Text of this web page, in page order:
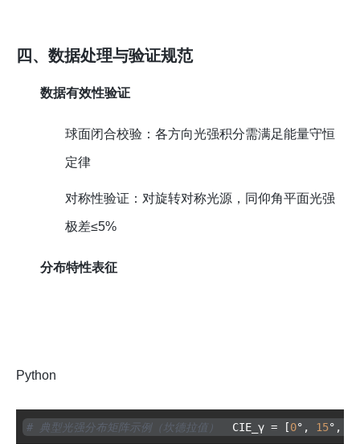
四、数据处理与验证规范
数据有效性验证
球面闭合校验：各方向光强积分需满足能量守恒
定律
对称性验证：对旋转对称光源，同仰角平面光强
极差≤5%
分布特性表征
Python
# 典型光强分布矩阵示例（坎德拉值） CIE_γ = [0°, 15°,